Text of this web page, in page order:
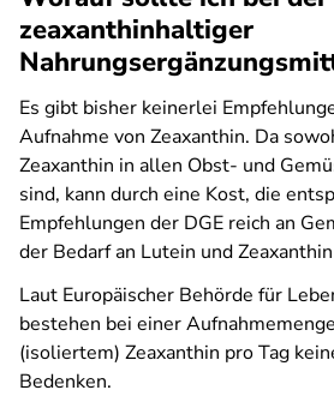
zeaxanthinhaltiger
Es gibt bisher keinerlei
Aufnahme von Zeaxanthin. Da
Zeaxanthin in allen Obst- und
sind, kann durch eine Kost, die
Empfehlungen der DGE reich an
der Bedarf an Lutein und
Laut Europäischer Behörde für
bestehen bei einer
(isoliertem) Zeaxanthin pro Tag
Bedenken.